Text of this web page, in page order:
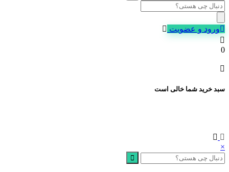
Products
search
ورود و عضویت
0
سبد خرید شما خالی است
×